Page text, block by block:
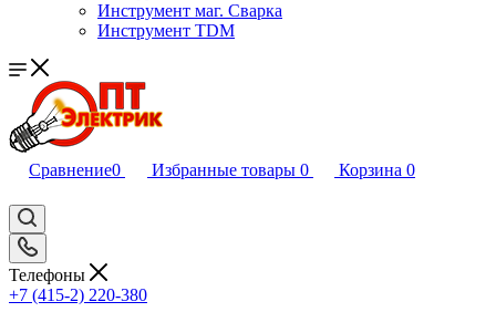
Инструмент маг. Сварка
Инструмент TDM
Сравнение0 Избранные товары 0 Корзина 0
Телефоны
+7 (415-2) 220-380